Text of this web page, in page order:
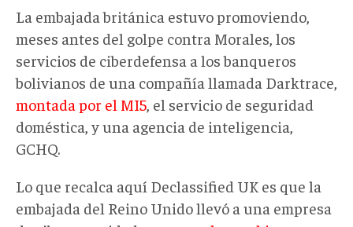
La embajada británica estuvo promoviendo,
meses antes del golpe contra Morales, los
servicios de ciberdefensa a los banqueros
bolivianos de una compañía llamada Darktrace,
montada por el MI5, el servicio de seguridad
doméstica, y una agencia de inteligencia,
GCHQ.
Lo que recalca aquí Declassified UK es que la
embajada del Reino Unido llevó a una empresa